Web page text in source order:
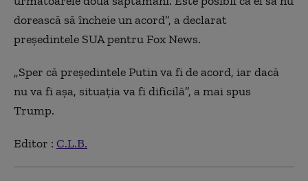
dorească să încheie un acord”, a declarat
președintele SUA pentru Fox News.
„Sper că președintele Putin va fi de acord, iar dacă
nu va fi așa, situația va fi dificilă”, a mai spus
Trump.
Editor : C.L.B.